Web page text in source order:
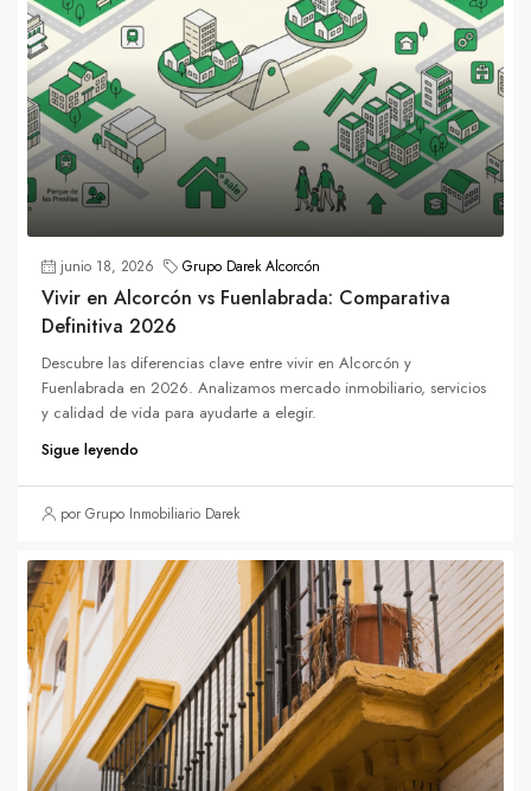
junio 18, 2026 Grupo Darek Alcorcón
Vivir en Alcorcón vs Fuenlabrada: Comparativa
Definitiva 2026
Descubre las diferencias clave entre vivir en Alcorcón y
Fuenlabrada en 2026. Analizamos mercado inmobiliario, servicios
y calidad de vida para ayudarte a elegir.
Sigue leyendo
por Grupo Inmobiliario Darek